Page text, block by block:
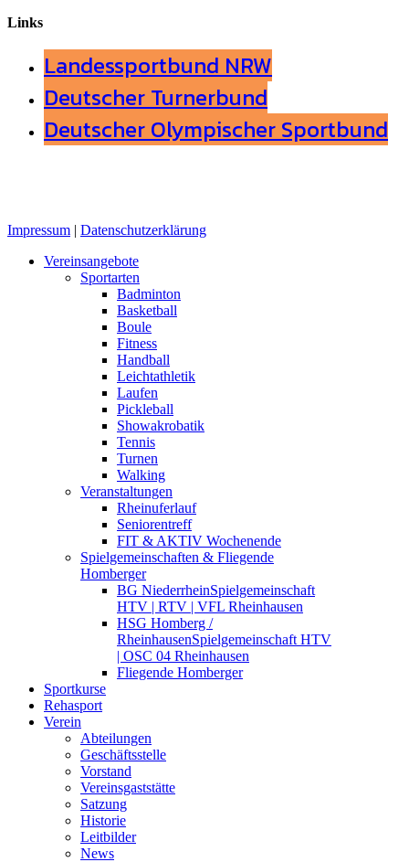
Links
Landessportbund NRW
Deutscher Turnerbund
Deutscher Olympischer Sportbund
Impressum | Datenschutzerklärung
Close
Vereinsangebote
Sportarten
Badminton
Basketball
Boule
Fitness
Handball
Leichtathletik
Laufen
Pickleball
Showakrobatik
Tennis
Turnen
Walking
Veranstaltungen
Rheinuferlauf
Seniorentreff
FIT & AKTIV Wochenende
Spielgemeinschaften & Fliegende
Homberger
BG NiederrheinSpielgemeinschaft
HTV | RTV | VFL Rheinhausen
HSG Homberg /
RheinhausenSpielgemeinschaft HTV
| OSC 04 Rheinhausen
Fliegende Homberger
Sportkurse
Rehasport
Verein
Abteilungen
Geschäftsstelle
Vorstand
Vereinsgaststätte
Satzung
Historie
Leitbilder
News